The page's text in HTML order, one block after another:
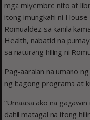
mga miyembro nito at
itong imungkahi ni
Romualdez sa kanila
Health, nabatid na
sa naturang hiling ni
Pag-aaralan na umano
ng bagong programa at
“Umaasa ako na
dahil matagal na itong